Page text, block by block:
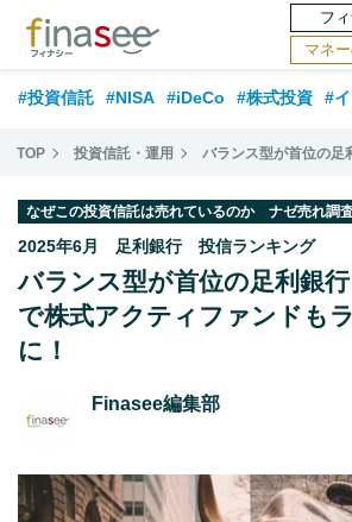
フ
マネ
#投資信託 #NISA #iDeCo #株式投資 #
#相談事例 #相続・贈与 #FP #新NISA #
#フィナンシャル・ウェルビーイング #企業
#老後 #データ・調査 #金融用語解説 #話
TOP 投資信託・運用 バランス型が首位の足
なぜこの投資信託は売れているのか ナゼ売れ調
2025年6月 足利銀行 投信ランキング
バランス型が首位の足利銀
で株式アクティファンドも
に！
Finasee編集部